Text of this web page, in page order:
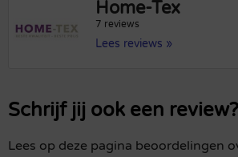
Home-Tex
7 reviews
Lees reviews »
Schrijf jij ook een review?
Lees op deze pagina beoordelingen